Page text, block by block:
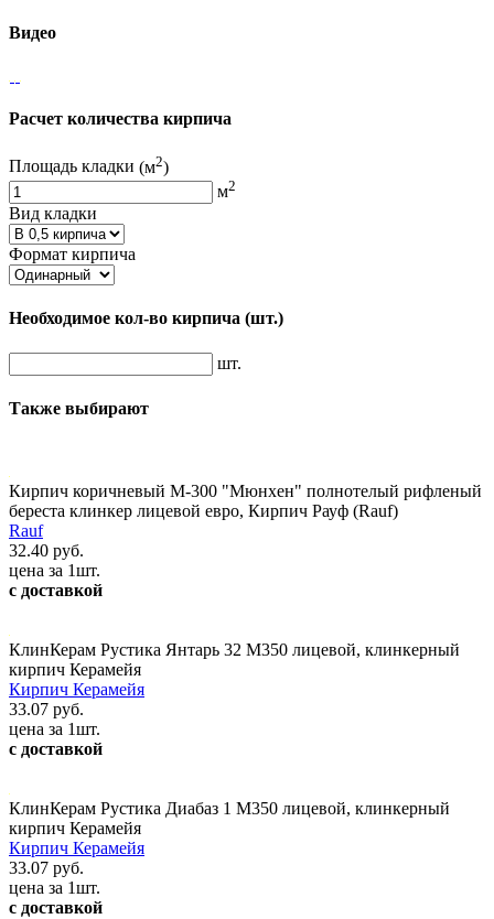
Видео
Расчет количества кирпича
Площадь кладки (м2)
м2
Вид кладки
Формат кирпича
Необходимое кол-во кирпича (шт.)
шт.
Также выбирают
Кирпич коричневый М-300 "Мюнхен" полнотелый рифленый
береста клинкер лицевой евро, Кирпич Рауф (Rauf)
Rauf
32.40 руб.
цена за 1шт.
с доставкой
КлинКерам Рустика Янтарь 32 М350 лицевой, клинкерный
кирпич Керамейя
Кирпич Керамейя
33.07 руб.
цена за 1шт.
с доставкой
КлинКерам Рустика Диабаз 1 М350 лицевой, клинкерный
кирпич Керамейя
Кирпич Керамейя
33.07 руб.
цена за 1шт.
с доставкой